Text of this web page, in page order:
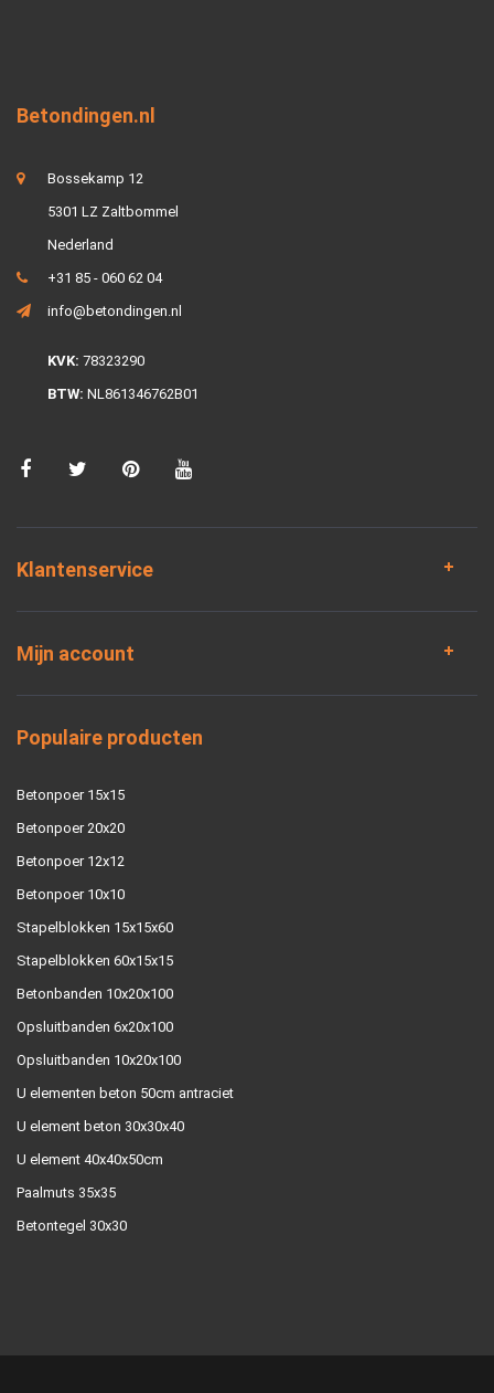
Betondingen.nl
Bossekamp 12
5301 LZ Zaltbommel
Nederland
+31 85 - 060 62 04
info@betondingen.nl
KVK: 78323290
BTW: NL861346762B01
Klantenservice
Mijn account
Populaire producten
Betonpoer 15x15
Betonpoer 20x20
Betonpoer 12x12
Betonpoer 10x10
Stapelblokken 15x15x60
Stapelblokken 60x15x15
Betonbanden 10x20x100
Opsluitbanden 6x20x100
Opsluitbanden 10x20x100
U elementen beton 50cm antraciet
U element beton 30x30x40
U element 40x40x50cm
Paalmuts 35x35
Betontegel 30x30